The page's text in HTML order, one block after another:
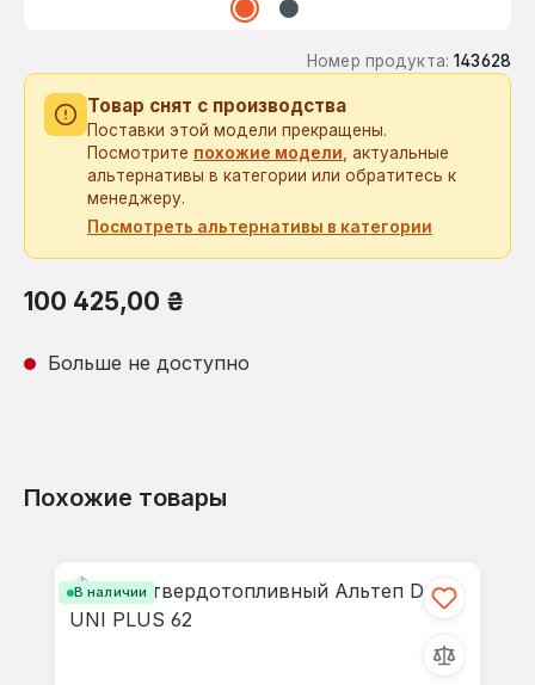
Номер продукта: 143628
Товар снят с производства
Поставки этой модели прекращены.
Посмотрите похожие модели, актуальные
альтернативы в категории или обратитесь к
менеджеру.
Посмотреть альтернативы в категории
Обычная цена:
100 425,00 ₴
Больше не доступно
Похожие товары
В наличии